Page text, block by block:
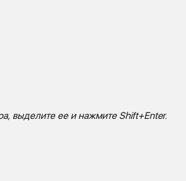
выделите ее и нажмите Shift+Enter.